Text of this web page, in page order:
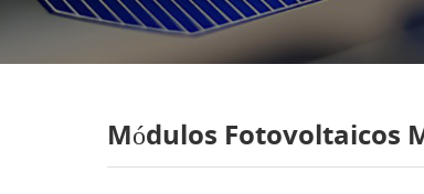
Módulos Fotovoltaicos